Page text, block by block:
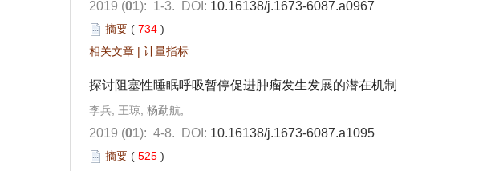
2019 (01): 1-3. DOI: 10.16138/j.1673-6087.a0967
摘要 ( 734 )
相关文章 | 计量指标
探讨阻塞性睡眠呼吸暂停促进肿瘤发生发展的潜在机制
李兵, 王琼, 杨勐航,
2019 (01): 4-8. DOI: 10.16138/j.1673-6087.a1095
摘要 ( 525 )